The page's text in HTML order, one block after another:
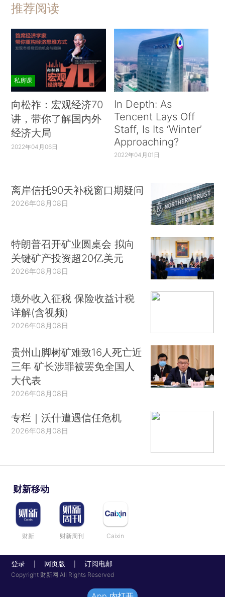
推荐阅读
私房课
向松祚：宏观经济70
讲，带你了解国内外
经济大局
2022年04月06日
In Depth: As
Tencent Lays Off
Staff, Is Its ‘Winter’
Approaching?
2022年04月01日
离岸信托90天补税窗口期疑问
2026年08月08日
特朗普召开矿业圆桌会 拟向
关键矿产投资超20亿美元
2026年08月08日
境外收入征税 保险收益计税
详解(含视频)
2026年08月08日
贵州山脚树矿难致16人死亡近
三年 矿长涉罪被罢免全国人
大代表
2026年08月08日
专栏｜沃什遭遇信任危机
2026年08月08日
财新移动
财新 财新周刊 Caixin
登录 网页版 订阅电邮
Copyright 财新网 All Rights Reserved